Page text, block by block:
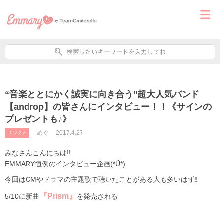
“音楽ととにかく誠実に向き合う”超大人気バンド
【androp】の皆さんにインタビュー！！《サインの
プレゼントも♪》
エンタメ めぐ 2017.4.27
みなさんこんにちは‼
EMMARY恒例のインタビュー企画(*Ü*)
今回はCMやドラマの主題歌で聴いたことがある人も多いはず‼
5/10に新曲 『Prism』 を発売される